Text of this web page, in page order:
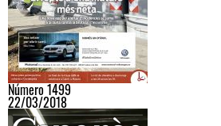
Número 1499
22/03/2018